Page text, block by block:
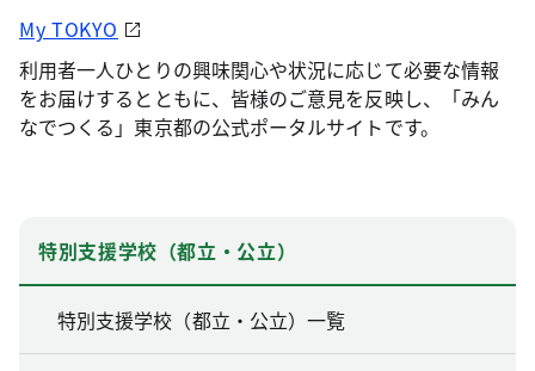
My TOKYO
利用者一人ひとりの興味関心や状況に応じて必要な情報
をお届けするとともに、皆様のご意見を反映し、「みん
なでつくる」東京都の公式ポータルサイトです。
特別支援学校（都立・公立）
特別支援学校（都立・公立）一覧